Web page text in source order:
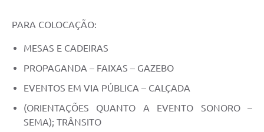
PARA COLOCAÇÃO:
MESAS E CADEIRAS
PROPAGANDA – FAIXAS – GAZEBO
EVENTOS EM VIA PÚBLICA – CALÇADA
(ORIENTAÇÕES QUANTO A EVENTO SONORO –
SEMA); TRÂNSITO